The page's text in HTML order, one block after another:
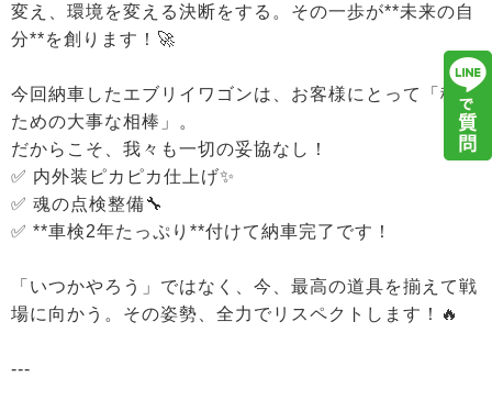
変え、環境を変える決断をする。その一歩が**未来の自
分**を創ります！🚀
今回納車したエブリイワゴンは、お客様にとって「稼ぐ
ための大事な相棒」。
だからこそ、我々も一切の妥協なし！
✅ 内外装ピカピカ仕上げ✨
✅ 魂の点検整備🔧
✅ **車検2年たっぷり**付けて納車完了です！
「いつかやろう」ではなく、今、最高の道具を揃えて戦
場に向かう。その姿勢、全力でリスペクトします！🔥
---